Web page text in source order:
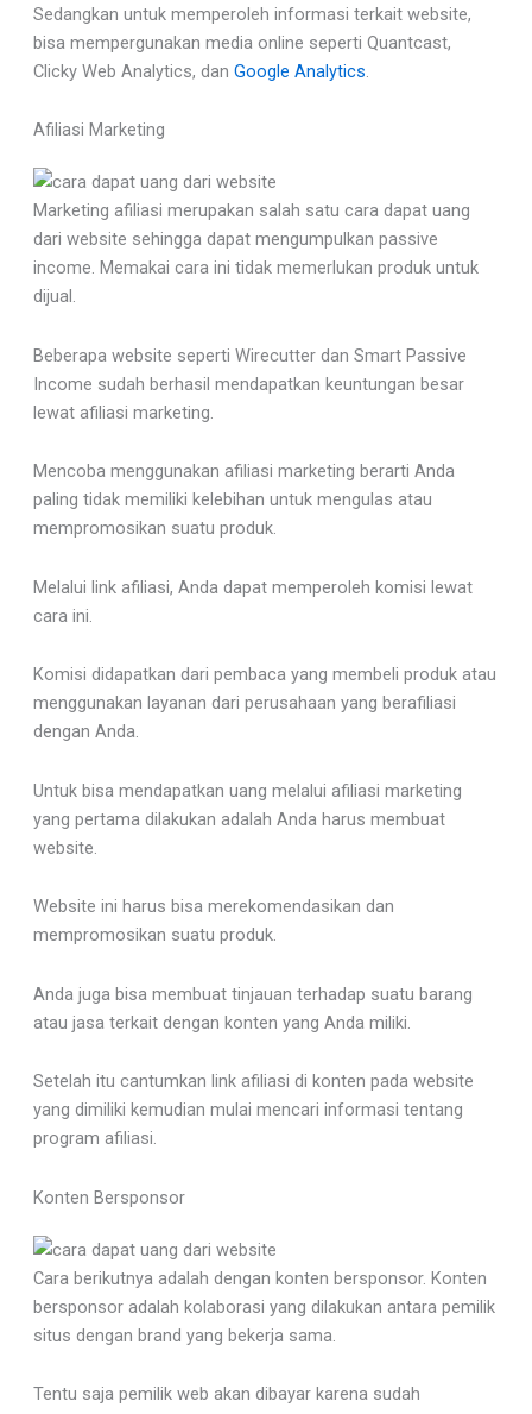
Sedangkan untuk memperoleh informasi terkait website,
bisa mempergunakan media online seperti Quantcast,
Clicky Web Analytics, dan Google Analytics
Afiliasi Marketing
Marketing afiliasi merupakan salah satu cara dapat uang
dari website sehingga dapat mengumpulkan passive
income. Memakai cara ini tidak memerlukan produk untuk
dijual.
Beberapa website seperti Wirecutter dan Smart Passive
Income sudah berhasil mendapatkan keuntungan besar
lewat afiliasi marketing.
Mencoba menggunakan afiliasi marketing berarti Anda
paling tidak memiliki kelebihan untuk mengulas atau
mempromosikan suatu produk.
Melalui link afiliasi, Anda dapat memperoleh komisi lewat
cara ini.
Komisi didapatkan dari pembaca yang membeli produk atau
menggunakan layanan dari perusahaan yang berafiliasi
dengan Anda.
Untuk bisa mendapatkan uang melalui afiliasi marketing
yang pertama dilakukan adalah Anda harus membuat
website.
Website ini harus bisa merekomendasikan dan
mempromosikan suatu produk.
Anda juga bisa membuat tinjauan terhadap suatu barang
atau jasa terkait dengan konten yang Anda miliki.
Setelah itu cantumkan link afiliasi di konten pada website
yang dimiliki kemudian mulai mencari informasi tentang
program afiliasi.
Konten Bersponsor
Cara berikutnya adalah dengan konten bersponsor. Konten
bersponsor adalah kolaborasi yang dilakukan antara pemilik
situs dengan brand yang bekerja sama.
Tentu saja pemilik web akan dibayar karena sudah